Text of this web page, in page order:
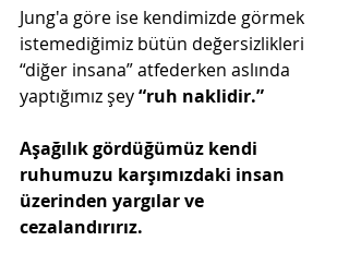
Jung'a göre ise kendimizde görmek
istemediğimiz bütün değersizlikleri
“diğer insana” atfederken aslında
yaptığımız şey “ruh naklidir.”
Aşağılık gördüğümüz kendi
ruhumuzu karşımızdaki insan
üzerinden yargılar ve
cezalandırırız.